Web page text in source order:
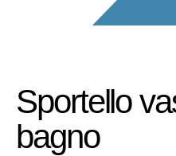
Sportello
bagno